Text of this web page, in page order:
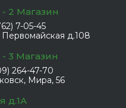
2 Магазин
7-05-45
Первомайская д.108
3 Магазин
264-47-70
Мира, 56
д.1А